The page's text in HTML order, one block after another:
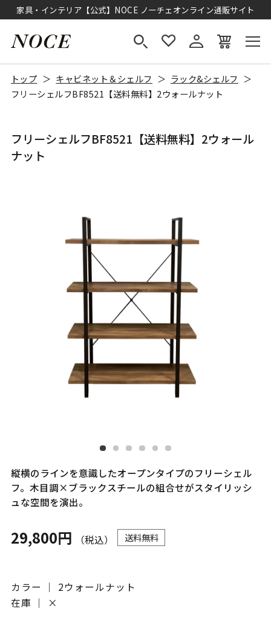
家具・インテリア【公式】NOCE ノーチェオンライン通販サイト
トップ キャビネット＆シェルフ
ラック&シェルフ
フリーシェルフBF8521【送料無料】2ウォールナット
フリーシェルフBF8521【送料無料】2ウォール
ナット
縦横のラインを意識したオープンタイプのフリーシェル
フ。木目調×ブラックスチールの組合せがスタイリッシ
ュな空間を演出。
29,800円 （税込） 送料無料
カラー ｜ 2ウォールナット
在庫 ｜
×